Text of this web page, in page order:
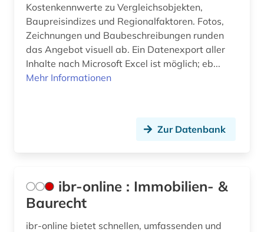
Kostenkennwerte zu Vergleichsobjekten,
Baupreisindizes und Regionalfaktoren. Fotos,
Zeichnungen und Baubeschreibungen runden
das Angebot visuell ab. Ein Datenexport aller
Inhalte nach Microsoft Excel ist möglich; eb...
Mehr Informationen
Zur Datenbank
ibr-online : Immobilien- &
Baurecht
ibr-online bietet schnellen, umfassenden und